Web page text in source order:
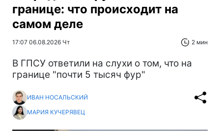
границе: что происходит на
самом деле
17:07 06.08.2026 Чт 2 мин
В ГПСУ ответили на слухи о том, что на
границе "почти 5 тысяч фур"
ИВАН НОСАЛЬСКИЙ
МАРИЯ КУЧЕРЯВЕЦ